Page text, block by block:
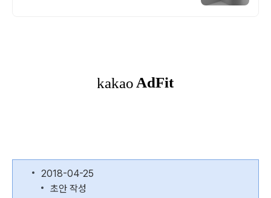
2018-04-25
초안 작성